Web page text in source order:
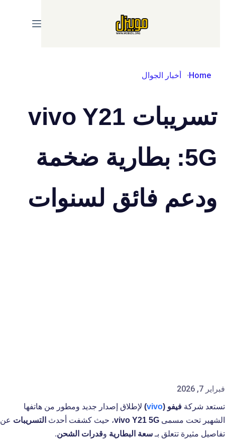
Home أخبار الجوال
تسريبات vivo Y21
5G: بطارية ضخمة
ودعم فائق لسنوات
فبراير 7, 2026
تستعد شركة فيفو (vivo
) لإطلاق إصدار جديد ومطور من هاتفها
الشهير تحت مسمى vivo Y21 5G، حيث كشفت أحدث التسريبات عن
تفاصيل مثيرة تتعلق بـ سعة البطارية وقدرات الشحن.